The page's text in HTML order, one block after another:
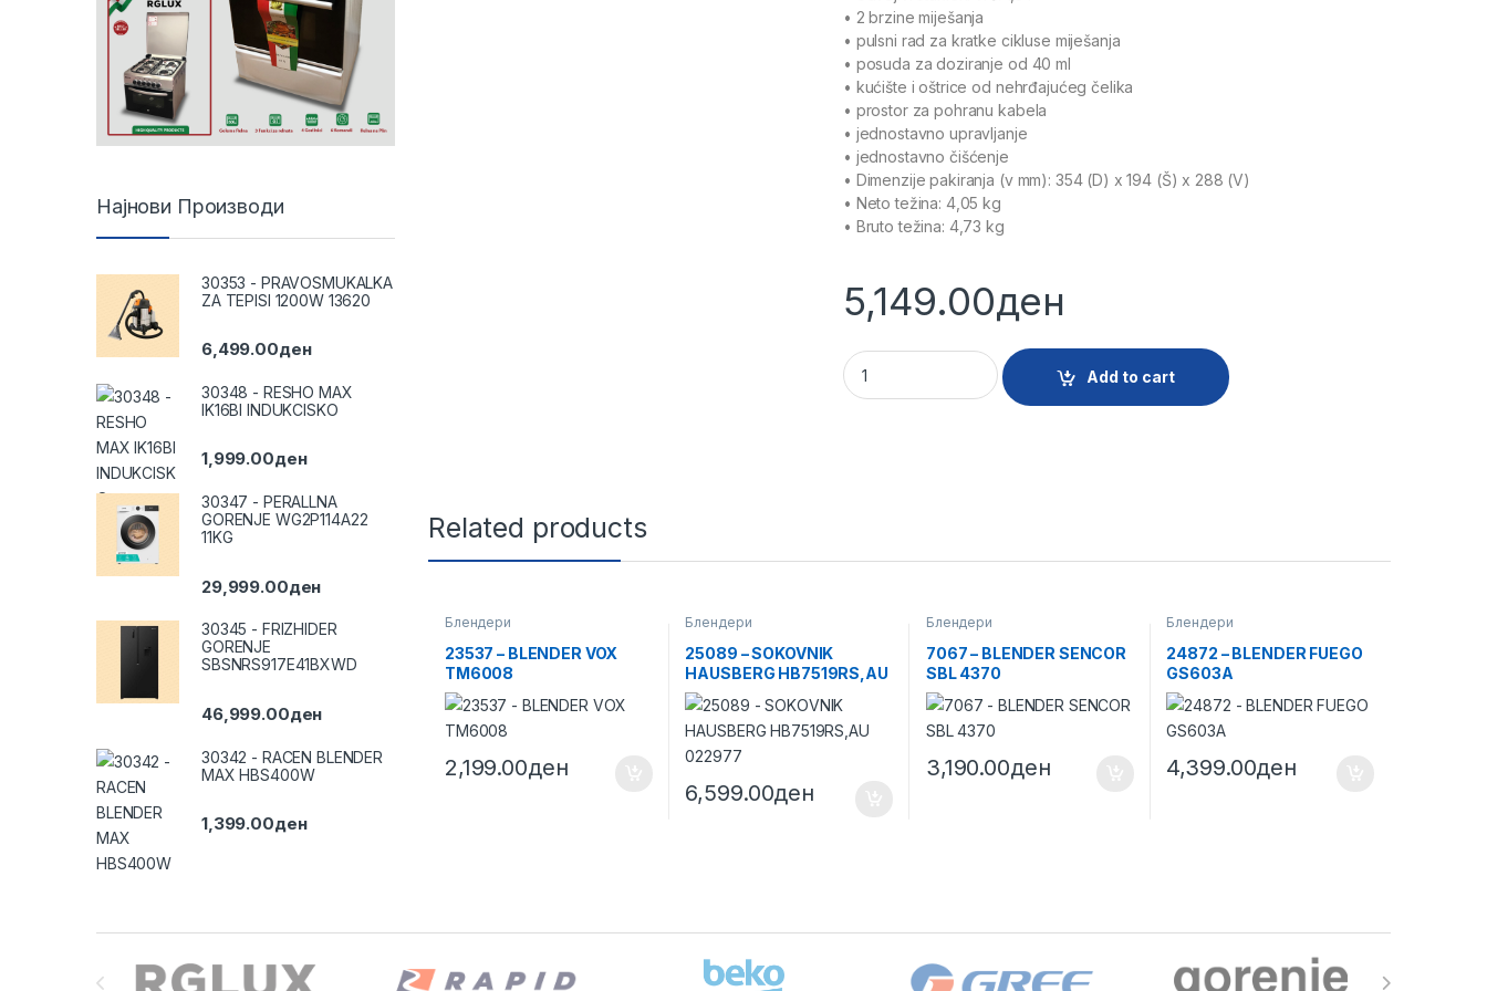
• 2 brzine miješanja
• pulsni rad za kratke cikluse miješanja
• posuda za doziranje od 40 ml
• kućište i oštrice od nehrđajućeg čelika
• prostor za pohranu kabela
• jednostavno upravljanje
• jednostavno čišćenje
• Dimenzije pakiranja (v mm): 354 (D) x 194 (Š) x 288 (V)
• Neto težina: 4,05 kg
• Bruto težina: 4,73 kg
5,149.00ден
20580 - BLENDER ISKRA DLBL01GS quantity
Add to cart
Related products
Блендери
23537 – BLENDER VOX
TM6008
2,199.00ден
Блендери
25089 – SOKOVNIK
HAUSBERG HB7519RS,AU
022977
6,599.00ден
Блендери
7067 – BLENDER SENCOR
SBL 4370
3,190.00ден
Блендери
24872 – BLENDER FUEGO
GS603A
4,399.00ден
Најнови Производи
30353 - PRAVOSMUKALKA
ZA TEPISI 1200W 13620
6,499.00ден
30348 - RESHO MAX
IK16BI INDUKCISKO
1,999.00ден
30347 - PERALLNA
GORENJE WG2P114A22
11KG
29,999.00ден
30345 - FRIZHIDER
GORENJE
SBSNRS917E41BXWD
46,999.00ден
30342 - RACEN BLENDER
MAX HBS400W
1,399.00ден